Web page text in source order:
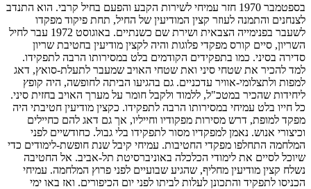
בספטמבר 1970 חזר עמיחי לשירות הקבע והפעם בחיל קרבי. הוא התנדב
לצנחנים והתמנה לעוזר קצין המודיעין של החיל, תחת פיקוד מפקדו
לשעבר בפנימייה הצבאית ושירת שם כשנתיים. באוגוסט 1972 עבר לחיל
השריון, סיים קורס מפקדי פלוגות והיה לקצין מודיעין בחטיבת שריון
סדירה בסיני. כמו בתפקידים הקודמים בלט במסירותו הרבה לתפקידו.
למד להכיר את שטחי סיני ואת שטחי האויב שמעבר לתעלת-סואץ, דאג
למפות ולתצלומי-אוויר עדכניים. גם בהגיעו הביתה לחופשה, היה קופץ
ליחידות שהכיר במטכ"ל, ללמוד ולקבל חומר על מערך האויב בחזית סיני.
כל חייו בלט עמיחי במסירותו הרבה לתפקידו. כקצין מודיעין חטיבתי היה
מפקד למופת, דרש מסירות מפקודיו וחייליו, אך גם דאג להם כחיילים
וכיצורי אנוש. נאמן למפקדיו מסור לתפקידו בלי גבול. כחודשיים לפני
המלחמה התחלפו מפקדי החטיבות. עמיחי קיבל שנת חופשת-לימודים כדי
שיוכל לסיים את לימודי הכלכלה באוניברסיטת תל-אביב. אל החטיבה
נשלח קצין מודיעין מחליף, שהגיע שבועיים לפני פרוץ המלחמה. עמיחי
הכניסו לתפקיד והתכונן לעלות לביתו לפני יום הכיפורים. ואז באו ימי